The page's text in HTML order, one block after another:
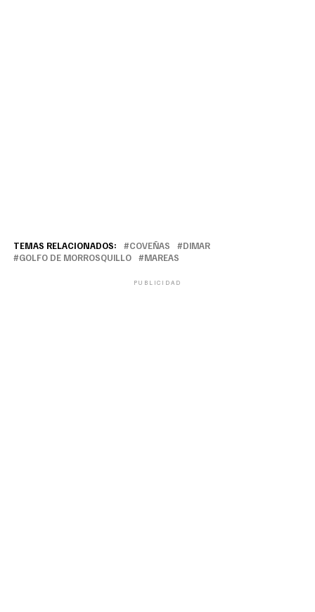
TEMAS RELACIONADOS: COVEÑAS
DIMAR
GOLFO DE MORROSQUILLO
MAREAS
PUBLICIDAD